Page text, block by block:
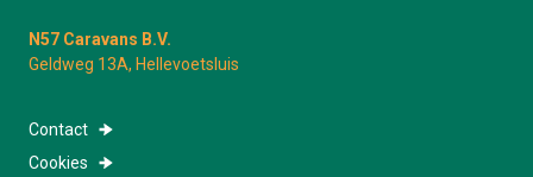
N57 Caravans B.V.
Geldweg 13A, Hellevoetsluis
Contact
Cookies